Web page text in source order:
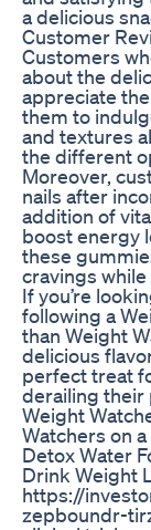
a delicious
Customer
Customers
about the
appreciate
them to
and textures
the different
Moreover,
nails after
addition of
boost energy
these
cravings
If you’re
following a
than Weight
delicious
perfect treat
derailing their
Weight
Watchers on
Detox Water
Drink Weight
https://
zepboundr-